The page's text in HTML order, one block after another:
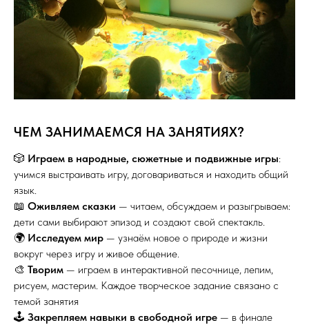
ЧЕМ ЗАНИМАЕМСЯ НА ЗАНЯТИЯХ?
🎲 Играем в народные, сюжетные и подвижные игры:
учимся выстраивать игру, договариваться и находить общий
язык.
📖 Оживляем сказки — читаем, обсуждаем и разыгрываем:
дети сами выбирают эпизод и создают свой спектакль.
🌍 Исследуем мир — узнаём новое о природе и жизни
вокруг через игру и живое общение.
🎨 Творим — играем в интерактивной песочнице, лепим,
рисуем, мастерим. Каждое творческое задание связано с
темой занятия
🕹️ Закрепляем навыки в свободной игре — в финале